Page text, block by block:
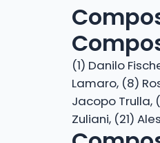
(1) Danilo
Lamaro, (8)
Jacopo Trulla,
Zuliani, (21)